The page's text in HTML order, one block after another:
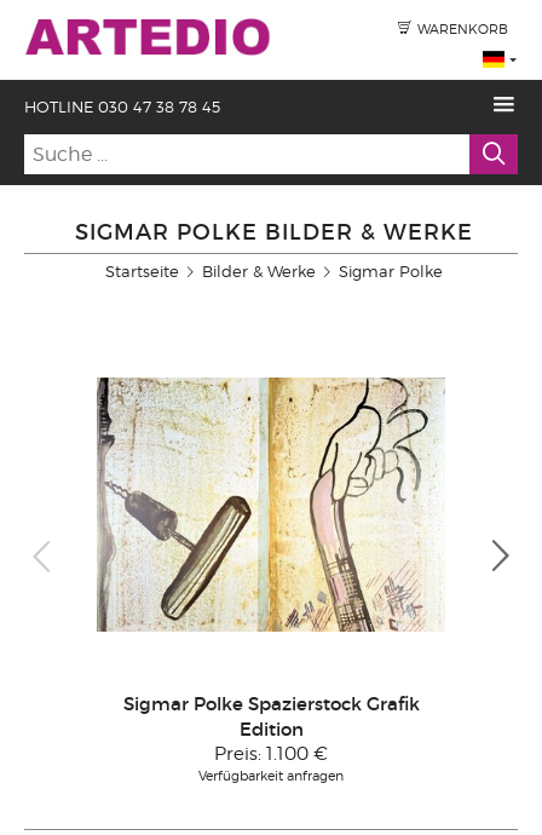
WARENKORB
HOTLINE 030 47 38 78 45
SIGMAR POLKE BILDER & WERKE
Startseite Bilder & Werke Sigmar Polke
Sigmar Polke Spazierstock Grafik
Edition
Preis: 1.100 €
Verfügbarkeit anfragen